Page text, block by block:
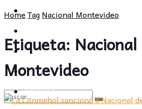
CULTURA
OPINIÓN
PROVINCIA
SOCIEDAD
CULTURA
OPINIÓN
HomeTagNacional Montevideo
Etiqueta: Nacional
Montevideo